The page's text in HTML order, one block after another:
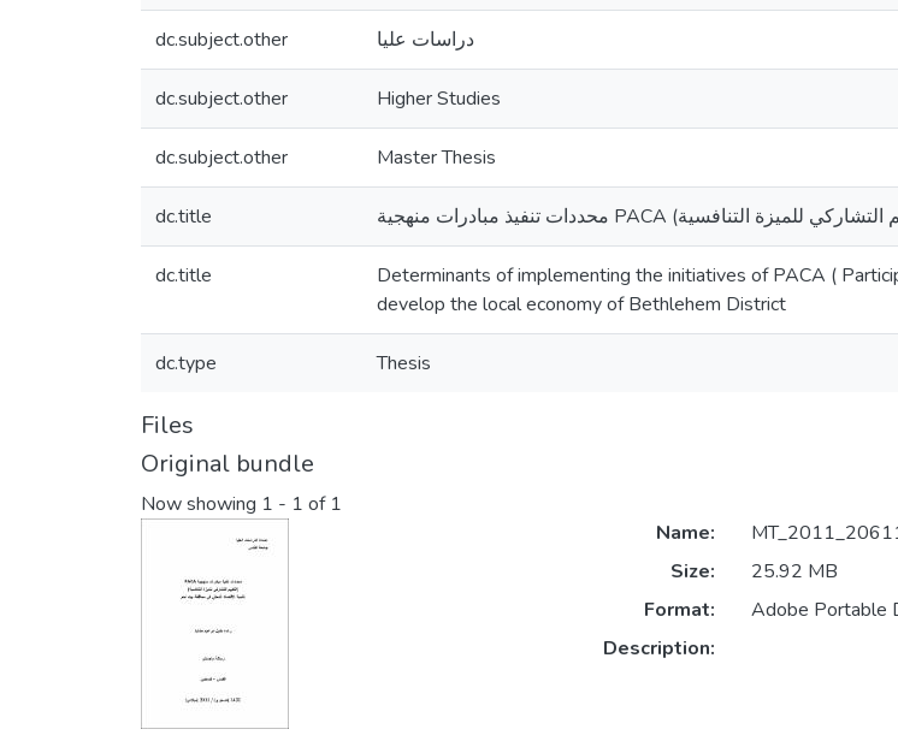
dc.subject.other دراسات عليا
dc.subject.other Higher Studies
dc.subject.other Master Thesis
dc.title
dc.title
Determinants of implementing the initiatives of PACA (
develop the local economy of Bethlehem District
dc.type Thesis
Files
Original bundle
Now showing 1 - 1 of 1
Name:
Size:
25.92 MB
Format:
Adobe Portable
Description: